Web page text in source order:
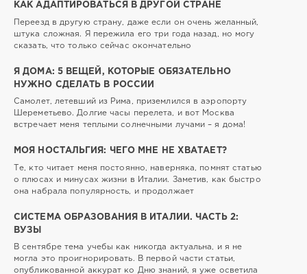
КАК АДАПТИРОВАТЬСЯ В ДРУГОЙ СТРАНЕ
Переезд в другую страну, даже если он очень желанный,
штука сложная. Я пережила его три года назад, но могу
сказать, что только сейчас окончательно
Я ДОМА: 5 ВЕЩЕЙ, КОТОРЫЕ ОБЯЗАТЕЛЬНО
НУЖНО СДЕЛАТЬ В РОССИИ
Самолет, летевший из Рима, приземлился в аэропорту
Шереметьево. Долгие часы перелета, и вот Москва
встречает меня теплыми солнечными лучами – я дома!
МОЯ НОСТАЛЬГИЯ: ЧЕГО МНЕ НЕ ХВАТАЕТ?
Те, кто читает меня постоянно, наверняка, помнят статью
о плюсах и минусах жизни в Италии. Заметив, как быстро
она набрала популярность, и продолжает
СИСТЕМА ОБРАЗОВАНИЯ В ИТАЛИИ. ЧАСТЬ 2:
ВУЗЫ
В сентябре тема учебы как никогда актуальна, и я не
могла это проигнорировать. В первой части статьи,
опубликованной аккурат ко Дню знаний, я уже осветила